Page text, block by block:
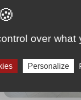
over what
Personalize